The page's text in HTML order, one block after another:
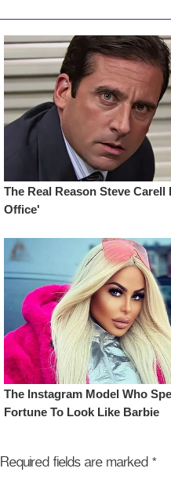
Required fields are marked *